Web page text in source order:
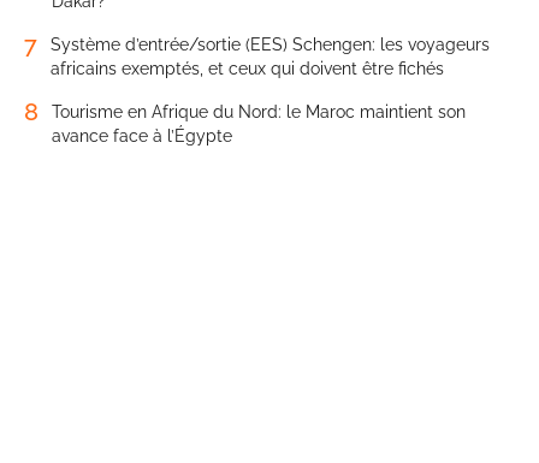
7
Système d’entrée/sortie (EES) Schengen: les voyageurs
africains exemptés, et ceux qui doivent être fichés
8
Tourisme en Afrique du Nord: le Maroc maintient son
avance face à l’Égypte